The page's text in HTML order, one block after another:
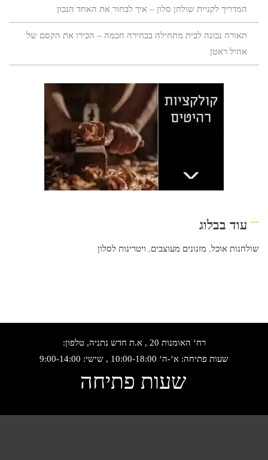
המדריך לקניית שולחן סלון – איך לבחור את האחד הנכון
תאורה נכונה לבית מתחילה בבחירה חכמה – הכירו את הקסם של
אהיל ראטן
עוד בבלוג
שולחנות אוכל, מזנונים מעוצבים, ויטרינות לסלון
רח‘ האומנות 20 , א.ת חדש נתניה, טלפון:
שעות פתיחה: א‘-ה‘ 10:00-18:00 , שישי: 9:00-14:00
שעות פתיחה